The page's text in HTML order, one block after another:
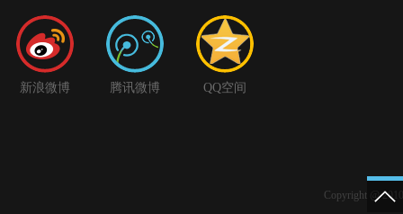
新浪微博 腾讯微博 QQ空间
Copyright @